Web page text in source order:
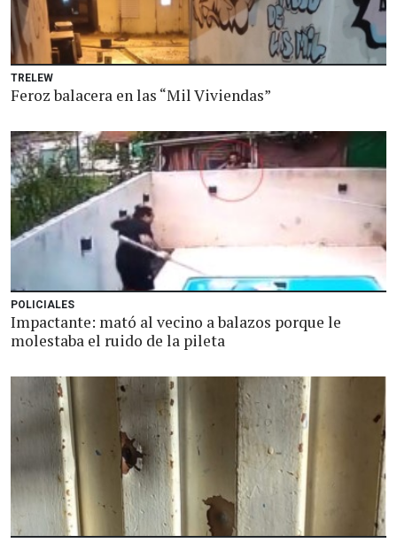
TRELEW
Feroz balacera en las “Mil Viviendas”
POLICIALES
Impactante: mató al vecino a balazos porque le
molestaba el ruido de la pileta